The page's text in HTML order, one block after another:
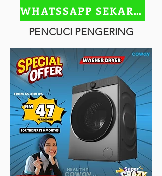
WHATSSAPP SEKARANG
PENCUCI PENGERING